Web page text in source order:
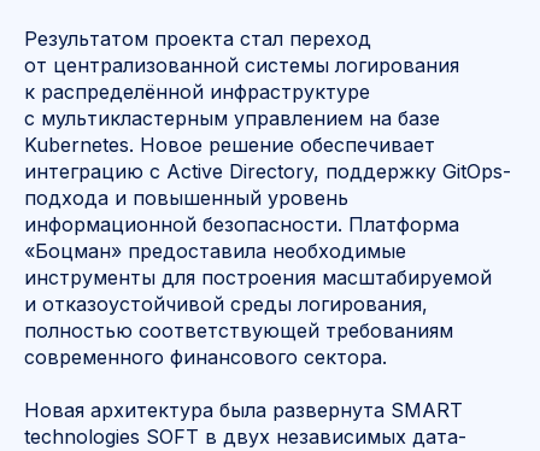
Результатом проекта стал переход
от централизованной системы логирования
к распределённой инфраструктуре
с мультикластерным управлением на базе
Kubernetes. Новое решение обеспечивает
интеграцию с Active Directory, поддержку GitOps-
подхода и повышенный уровень
информационной безопасности. Платформа
«Боцман» предоставила необходимые
инструменты для построения масштабируемой
и отказоустойчивой среды логирования,
полностью соответствующей требованиям
современного финансового сектора.
Новая архитектура была развернута SMART
technologies SOFT в двух независимых дата-